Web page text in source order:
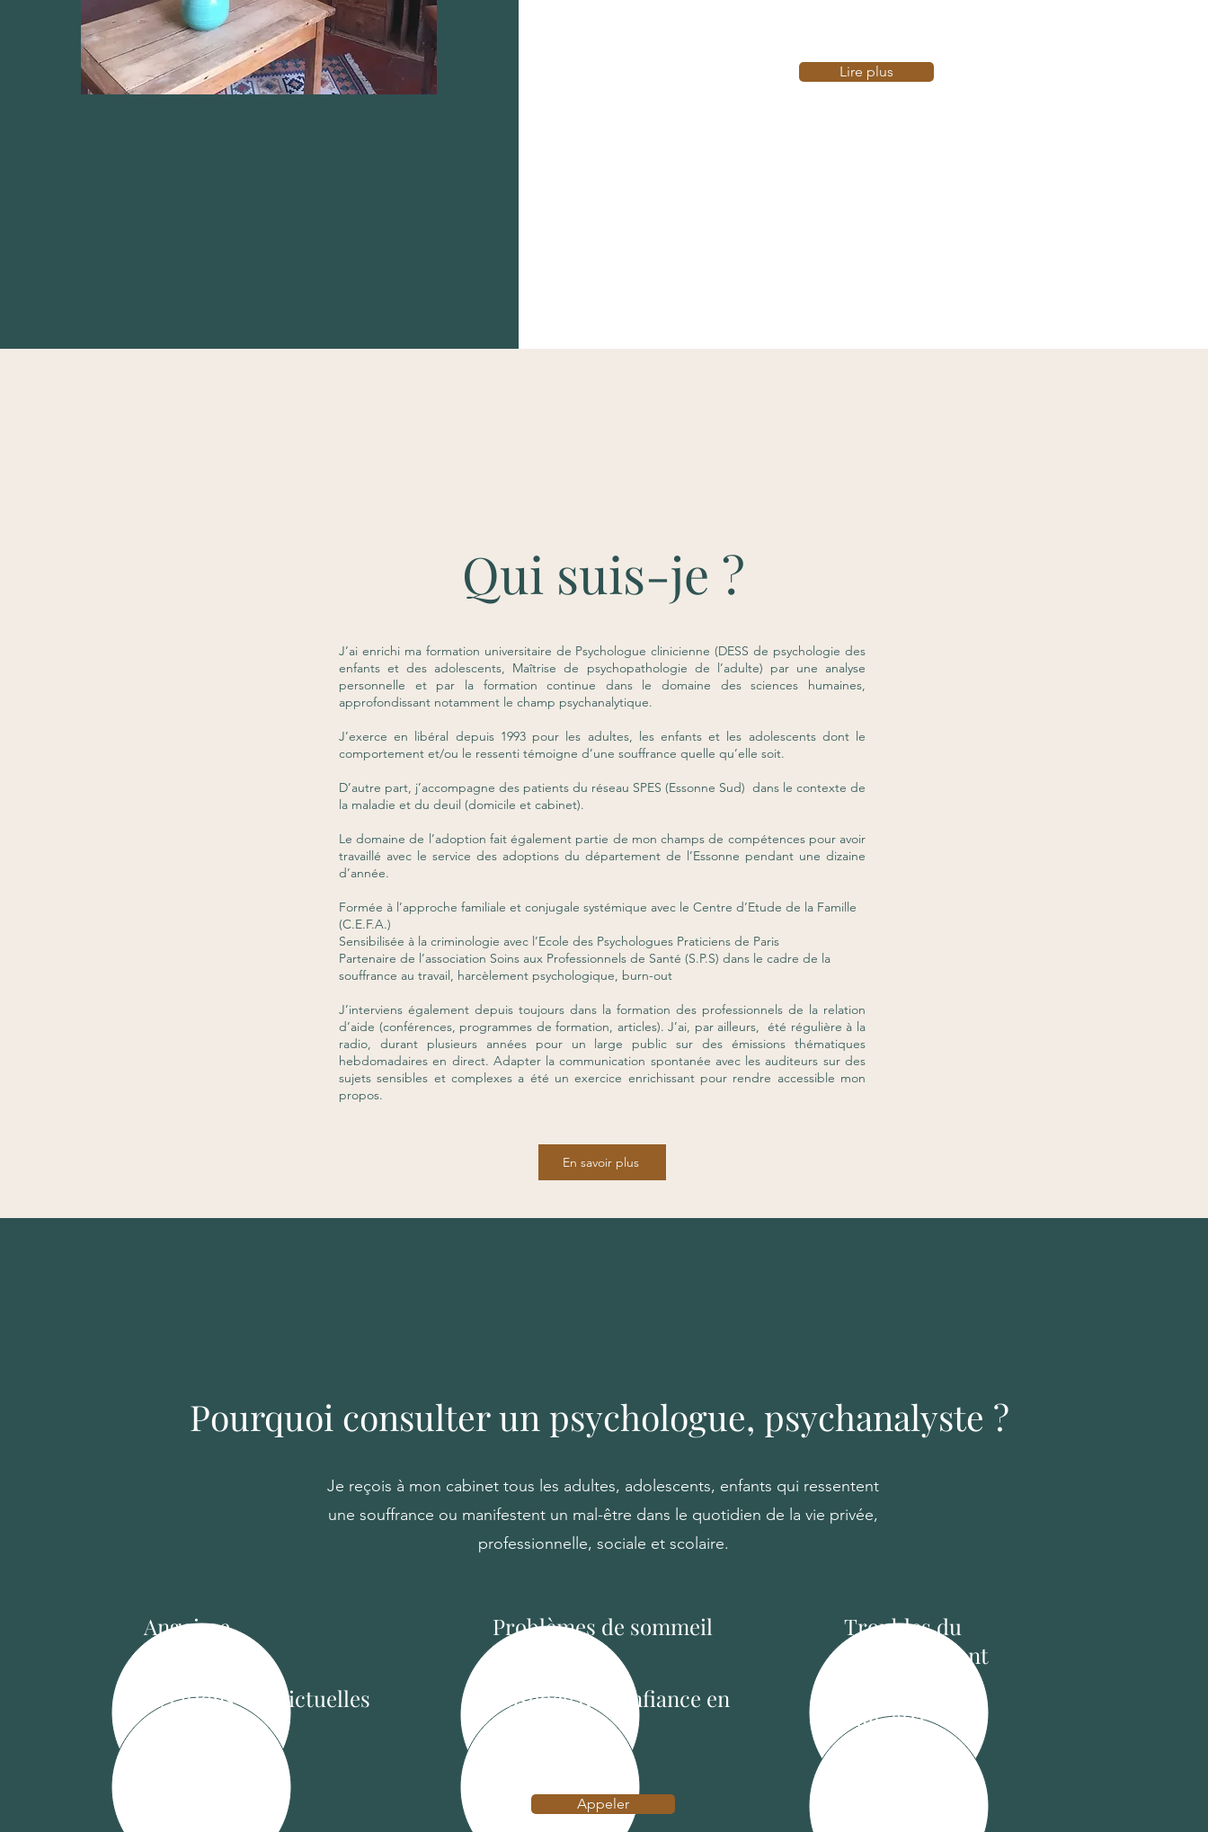
Lire plus
Qui suis-je ?
J’ai enrichi ma formation universitaire de Psychologue clinicienne (DESS de psychologie des
enfants et des adolescents, Maîtrise de psychopathologie de l’adulte) par une analyse
personnelle et par la formation continue dans le domaine des sciences humaines,
approfondissant notamment le champ psychanalytique.
J’exerce en libéral depuis 1993 pour les adultes, les enfants et les adolescents dont le
comportement et/ou le ressenti témoigne d’une souffrance quelle qu’elle soit.
D’autre part, j’accompagne des patients du réseau SPES (Essonne Sud) dans le contexte de
la maladie et du deuil (domicile et cabinet).
Le domaine de l’adoption fait également partie de mon champs de compétences pour avoir
travaillé avec le service des adoptions du département de l’Essonne pendant une dizaine
d’année.
Formée à l’approche familiale et conjugale systémique avec le Centre d’Etude de la Famille
(C.E.F.A.)
Sensibilisée à la criminologie avec l’Ecole des Psychologues Praticiens de Paris
Partenaire de l’association Soins aux Professionnels de Santé (S.P.S) dans le cadre de la
souffrance au travail, harcèlement psychologique, burn-out
J’interviens également depuis toujours dans la formation des professionnels de la relation
d’aide (conférences, programmes de formation, articles). J’ai, par ailleurs, été régulière à la
radio, durant plusieurs années pour un large public sur des émissions thématiques
hebdomadaires en direct. Adapter la communication spontanée avec les auditeurs sur des
sujets sensibles et complexes a été un exercice enrichissant pour rendre accessible mon
propos.
En savoir plus
Pourquoi consulter un psychologue, psychanalyste ?
Je reçois à mon cabinet tous les adultes, adolescents, enfants qui ressentent
une souffrance ou manifestent un mal-être dans le quotidien de la vie privée,
professionnelle, sociale et scolaire.
Angoisse
Relations conflictuelles
Problèmes de sommeil
Absence de confiance en
soi
Appeler
Troubles du
comportement
Mal-être